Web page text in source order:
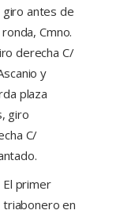
giro antes de
Cmno.
derecha C/
y
plaza
giro
C/
El primer
triabonero en